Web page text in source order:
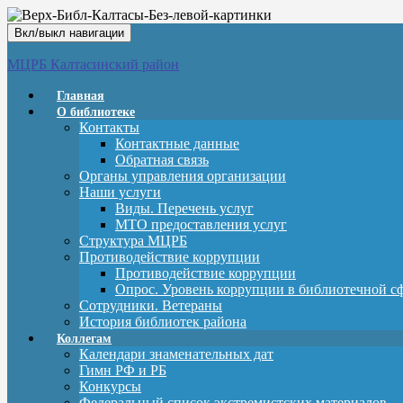
Вкл/выкл навигации
МЦРБ Калтасинский район
Главная
О библиотеке
Контакты
Контактные данные
Обратная связь
Органы управления организации
Наши услуги
Виды. Перечень услуг
МТО предоставления услуг
Структура МЦРБ
Противодействие коррупции
Противодействие коррупции
Опрос. Уровень коррупции в библиотечной
Сотрудники. Ветераны
История библиотек района
Коллегам
Календари знаменательных дат
Гимн РФ и РБ
Конкурсы